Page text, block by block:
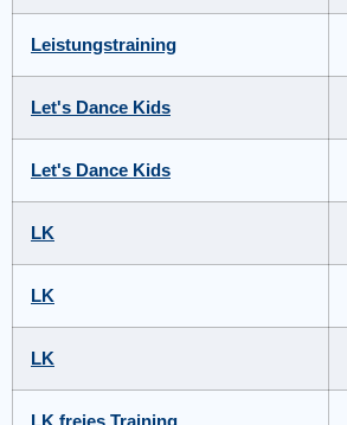
Leistungstraining
Let's Dance Kids
Let's Dance Kids
LK
LK
LK
LK freies Training